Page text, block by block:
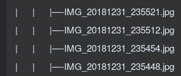
| | |—-
| | |—-
| | |—-
| | |—-